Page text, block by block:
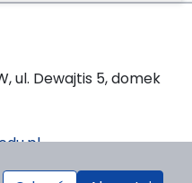
ul. Dewajtis 5, domek